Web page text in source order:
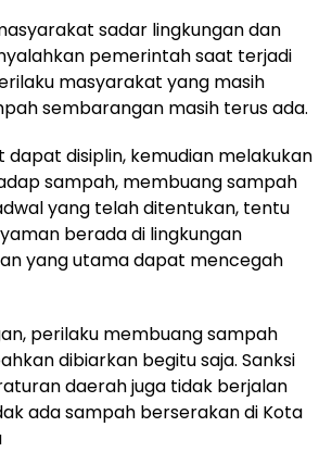
sadar lingkungan dan
pemerintah saat terjadi
masyarakat yang masih
sembarangan masih terus ada.
dapat disiplin, kemudian melakukan
sampah, membuang sampah
yang telah ditentukan, tentu
berada di lingkungan
yang utama dapat mencegah
perilaku membuang sampah
dibiarkan begitu saja. Sanksi
daerah juga tidak berjalan
ada sampah berserakan di Kota